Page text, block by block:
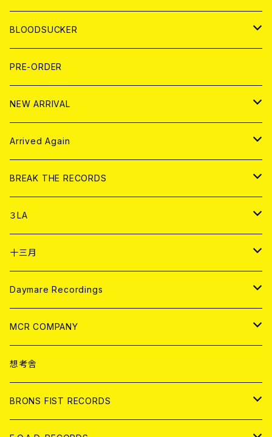
LP
7EP
LP
T-shirt
HOOD
WORLD
T-shirt
HOOD
MAGAZINE
BOLLOCKS
EL ZINE
写真集 (PHOTOBOOK)
BLOODSUCKER
CD
アナログ
アパレル
書籍
DIGITAL CONTENTS
PRE-ORDER
NEW ARRIVAL
CD
アナログ
Arrived Again
CD
アナログ
BREAK THE RECORDS
CD
ANALOG
アパレル
３LA
CD
ANALOG
十三月
CD
ANALOG
Daymare Recordings
CD
ANALOG
MCR COMPANY
CD
アパレル
想考舎
BRONS FIST RECORDS